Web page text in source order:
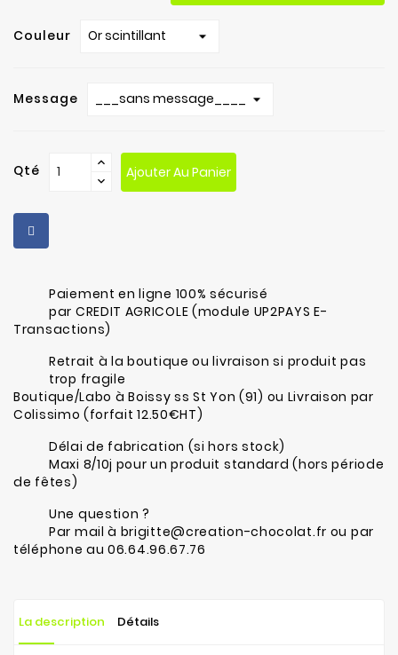
Couleur
Message
Qté Ajouter Au Panier
Paiement en ligne 100% sécurisé
par CREDIT AGRICOLE (module UP2PAYS E-
Transactions)
Retrait à la boutique ou livraison si produit pas
trop fragile
Boutique/Labo à Boissy ss St Yon (91) ou Livraison par
Colissimo (forfait 12.50€HT)
Délai de fabrication (si hors stock)
Maxi 8/10j pour un produit standard (hors période
de fêtes)
Une question ?
Par mail à brigitte@creation-chocolat.fr ou par
téléphone au 06.64.96.67.76
La description Détails